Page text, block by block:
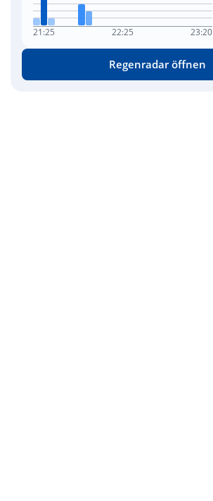
21:25 22:25 23:20
Regenradar öffnen